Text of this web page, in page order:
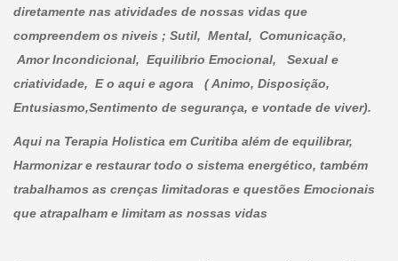
diretamente nas atividades de nossas vidas que
compreendem os niveis ; Sutil, Mental, Comunicação,
Amor Incondicional, Equilibrio Emocional, Sexual e
criatividade, E o aqui e agora ( Animo, Disposição,
Entusiasmo,Sentimento de segurança, e vontade de viver).
Aqui na Terapia Holistica em Curitiba além de equilibrar,
Harmonizar e restaurar todo o sistema energético, também
trabalhamos as crenças limitadoras e questões Emocionais
que atrapalham e limitam as nossas vidas